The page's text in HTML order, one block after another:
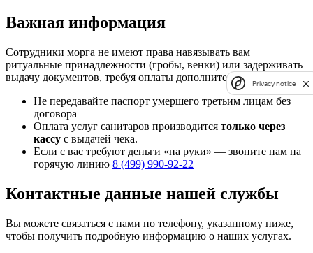
Важная информация
Сотрудники морга не имеют права навязывать вам
ритуальные принадлежности (гробы, венки) или задерживать
выдачу документов, требуя оплаты дополнительных услуг.
Не передавайте паспорт умершего третьим лицам без
договора
Оплата услуг санитаров производится только через
кассу с выдачей чека.
Если с вас требуют деньги «на руки» — звоните нам на
горячую линию 8 (499) 990-92-22
Контактные данные нашей службы
Вы можете связаться с нами по телефону, указанному ниже,
чтобы получить подробную информацию о наших услугах.
Privacy notice